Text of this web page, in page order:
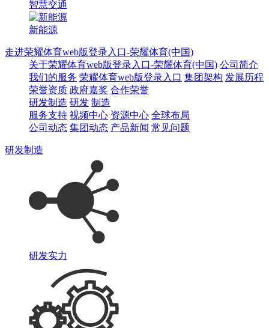
智慧交通
新能源
走进荣耀体育web版登录入口-荣耀体育(中国)
关于荣耀体育web版登录入口-荣耀体育(中国) 公司简介
我们的服务 荣耀体育web版登录入口 集团架构 发展历程
荣誉资质 政府嘉奖 合作荣誉
研发制造 研发 制造
服务支持 视频中心 资源中心 全球布局
公司动态 集团动态 产品新闻 常见问题
研发制造
研发实力